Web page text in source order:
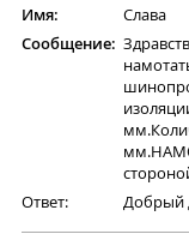
Имя:
Слава
Сообщение:
Ответ:
Добрый